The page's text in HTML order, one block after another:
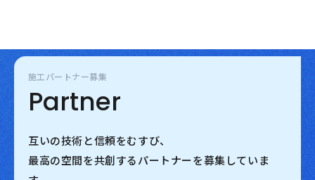
施工パートナー募集
Partner
互いの技術と信頼をむすび、
最高の空間を共創するパートナーを募集していま